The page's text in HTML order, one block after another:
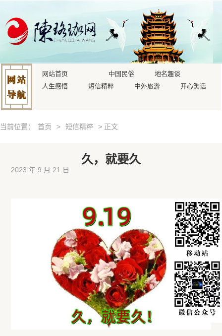
网站首页 中国民俗
地名趣谈
人生感悟
短信精粹 中外旅游 开心笑话
当前位置： 首页 > 短信精粹 > 正文
久，就要久
2023 年 9 月 21 日